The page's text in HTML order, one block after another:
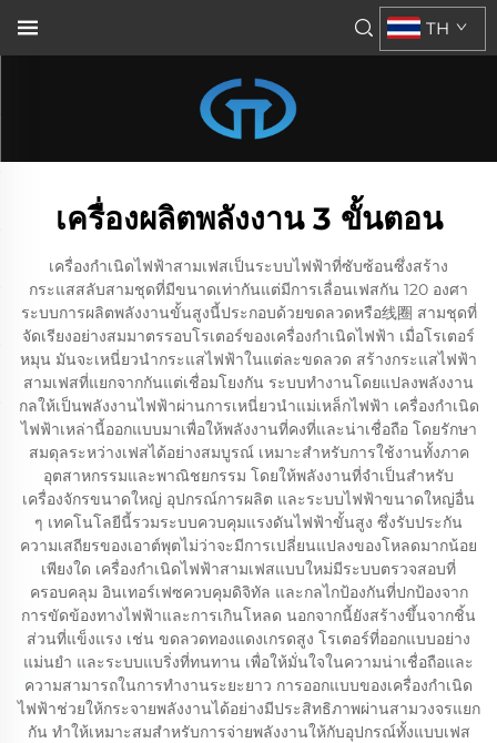
TH
เครื่องผลิตพลังงาน 3 ขั้นตอน
เครื่องกำเนิดไฟฟ้าสามเฟสเป็นระบบไฟฟ้าที่ซับซ้อนซึ่งสร้าง
กระแสสลับสามชุดที่มีขนาดเท่ากันแต่มีการเลื่อนเฟสกัน 120 องศา
ระบบการผลิตพลังงานขั้นสูงนี้ประกอบด้วยขดลวดหรือ线圈 สามชุดที่
จัดเรียงอย่างสมมาตรรอบโรเตอร์ของเครื่องกำเนิดไฟฟ้า เมื่อโรเตอร์
หมุน มันจะเหนี่ยวนำกระแสไฟฟ้าในแต่ละขดลวด สร้างกระแสไฟฟ้า
สามเฟสที่แยกจากกันแต่เชื่อมโยงกัน ระบบทำงานโดยแปลงพลังงาน
กลให้เป็นพลังงานไฟฟ้าผ่านการเหนี่ยวนำแม่เหล็กไฟฟ้า เครื่องกำเนิด
ไฟฟ้าเหล่านี้ออกแบบมาเพื่อให้พลังงานที่คงที่และน่าเชื่อถือ โดยรักษา
สมดุลระหว่างเฟสได้อย่างสมบูรณ์ เหมาะสำหรับการใช้งานทั้งภาค
อุตสาหกรรมและพาณิชยกรรม โดยให้พลังงานที่จำเป็นสำหรับ
เครื่องจักรขนาดใหญ่ อุปกรณ์การผลิต และระบบไฟฟ้าขนาดใหญ่อื่น
ๆ เทคโนโลยีนี้รวมระบบควบคุมแรงดันไฟฟ้าขั้นสูง ซึ่งรับประกัน
ความเสถียรของเอาต์พุตไม่ว่าจะมีการเปลี่ยนแปลงของโหลดมากน้อย
เพียงใด เครื่องกำเนิดไฟฟ้าสามเฟสแบบใหม่มีระบบตรวจสอบที่
ครอบคลุม อินเทอร์เฟซควบคุมดิจิทัล และกลไกป้องกันที่ปกป้องจาก
การขัดข้องทางไฟฟ้าและการเกินโหลด นอกจากนี้ยังสร้างขึ้นจากชิ้น
ส่วนที่แข็งแรง เช่น ขดลวดทองแดงเกรดสูง โรเตอร์ที่ออกแบบอย่าง
แม่นยำ และระบบแบริ่งที่ทนทาน เพื่อให้มั่นใจในความน่าเชื่อถือและ
ความสามารถในการทำงานระยะยาว การออกแบบของเครื่องกำเนิด
ไฟฟ้าช่วยให้กระจายพลังงานได้อย่างมีประสิทธิภาพผ่านสามวงจรแยก
กัน ทำให้เหมาะสมสำหรับการจ่ายพลังงานให้กับอุปกรณ์ทั้งแบบเฟส